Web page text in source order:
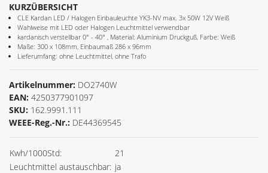
KURZÜBERSICHT
CLE Kardan LED / Halogen Einbauleuchte YK3-NV max. 3x 50W 12V Weiß
Wahlweise mit LED oder Halogen Leuchtmittel verwendbar
kardanisch verstellbar 0° - 40° , Material: Aluminium Druckguß, Farbe: Weiß
Maße: 300 x 108mm, Einbaumaß 286 x 96mm
Lieferumfang: ohne Leuchtmittel, ohne Trafo
Artikelnummer: DO2740W
EAN: 4250377901097
SKU: 162.9991.111
WEEE-Reg.-Nr.: DE44369545
Kwh/1000Std:
21
Leuchtmittel austauschbar: ja